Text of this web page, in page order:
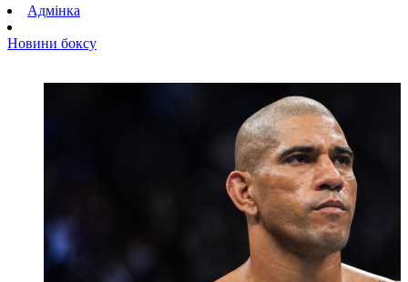
Адмінка
Новини боксу